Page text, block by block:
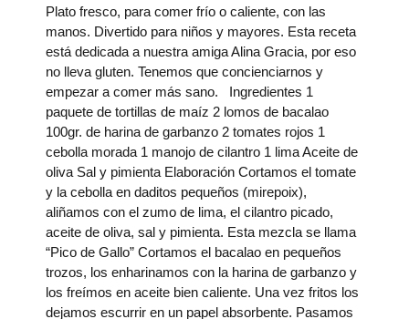
Plato fresco, para comer frío o caliente, con las
manos. Divertido para niños y mayores. Esta receta
está dedicada a nuestra amiga Alina Gracia, por eso
no lleva gluten. Tenemos que concienciarnos y
empezar a comer más sano. Ingredientes 1
paquete de tortillas de maíz 2 lomos de bacalao
100gr. de harina de garbanzo 2 tomates rojos 1
cebolla morada 1 manojo de cilantro 1 lima Aceite de
oliva Sal y pimienta Elaboración Cortamos el tomate
y la cebolla en daditos pequeños (mirepoix),
aliñamos con el zumo de lima, el cilantro picado,
aceite de oliva, sal y pimienta. Esta mezcla se llama
“Pico de Gallo” Cortamos el bacalao en pequeños
trozos, los enharinamos con la harina de garbanzo y
los freímos en aceite bien caliente. Una vez fritos los
dejamos escurrir en un papel absorbente. Pasamos